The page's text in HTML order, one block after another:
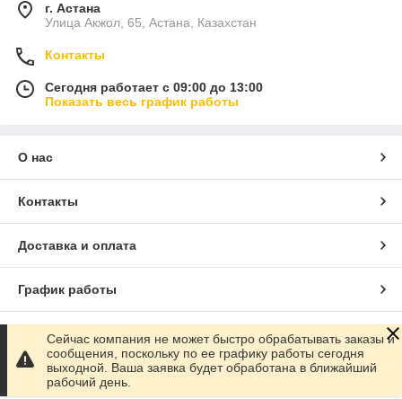
г. Астана
Улица Акжол, 65, Астана, Казахстан
Контакты
Сегодня работает с 09:00 до 13:00
Показать весь график работы
О нас
Контакты
Доставка и оплата
График работы
Полная версия сайта
Сайт создан на маркетплейсе Satu.kz
Сейчас компания не может быстро обрабатывать заказы и
сообщения, поскольку по ее графику работы сегодня
выходной. Ваша заявка будет обработана в ближайший
рабочий день.